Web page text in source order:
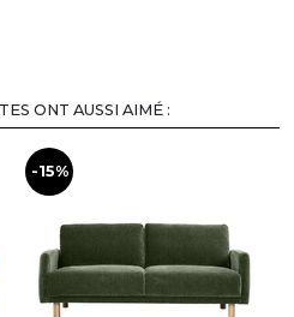
ONT AUSSI AIMÉ :
-15%